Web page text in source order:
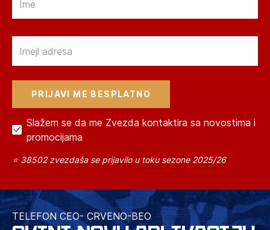
Slažem se da me Zvezda kontaktira sa novostima i
promocijama
⭐ 38502 zvezdaša se prijavilo u toku sezone 2025/26
TELEFON CEO- CRVENO-BEO